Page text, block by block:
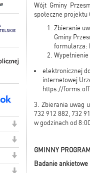
Wójt Gminy
społeczne
Zbieranie
Gminy
formularza:
elektronicznej
internetowej
https://
3. Zbierania uwag
732 912 882, 732
w godzinach od
GMINNY
Badanie ankietowe